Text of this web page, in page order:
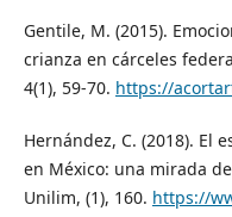
Gentile, M. (2015).
crianza en cárceles
4(1), 59-70. https://
Hernández, C. (2018). El
en México: una mirada
Unilim, (1), 160. https://